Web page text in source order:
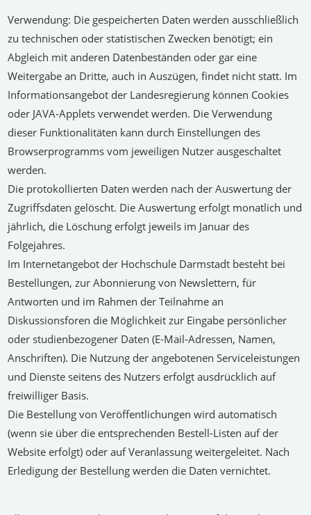
Verwendung: Die gespeicherten Daten werden ausschließlich
zu technischen oder statistischen Zwecken benötigt; ein
Abgleich mit anderen Datenbeständen oder gar eine
Weitergabe an Dritte, auch in Auszügen, findet nicht statt. Im
Informationsangebot der Landesregierung können Cookies
oder JAVA-Applets verwendet werden. Die Verwendung
dieser Funktionalitäten kann durch Einstellungen des
Browserprogramms vom jeweiligen Nutzer ausgeschaltet
werden.
Die protokollierten Daten werden nach der Auswertung der
Zugriffsdaten gelöscht. Die Auswertung erfolgt monatlich und
jährlich, die Löschung erfolgt jeweils im Januar des
Folgejahres.
Im Internetangebot der Hochschule Darmstadt besteht bei
Bestellungen, zur Abonnierung von Newslettern, für
Antworten und im Rahmen der Teilnahme an
Diskussionsforen die Möglichkeit zur Eingabe persönlicher
oder studienbezogener Daten (E-Mail-Adressen, Namen,
Anschriften). Die Nutzung der angebotenen Serviceleistungen
und Dienste seitens des Nutzers erfolgt ausdrücklich auf
freiwilliger Basis.
Die Bestellung von Veröffentlichungen wird automatisch
(wenn sie über die entsprechenden Bestell-Listen auf der
Website erfolgt) oder auf Veranlassung weitergeleitet. Nach
Erledigung der Bestellung werden die Daten vernichtet.